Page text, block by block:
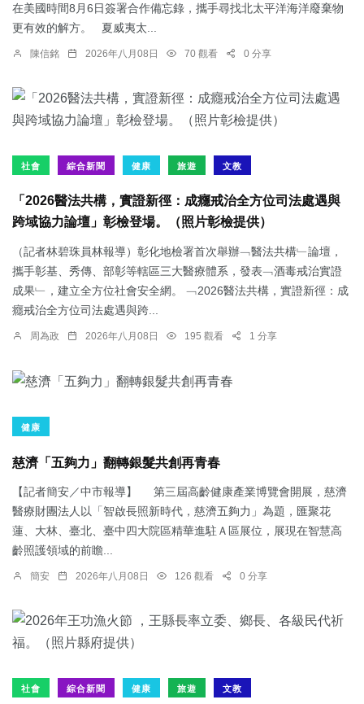
在美國時間8月6日簽署合作備忘錄，攜手尋找北太平洋海洋廢棄物
更有效的解方。 夏威夷太...
陳信銘 2026年八月08日 70 觀看 0 分享
社會 綜合新聞 健康 旅遊 文教
「2026醫法共構，實證新徑：成癮戒治全方位司法處遇與
跨域協力論壇」彰檢登場。（照片彰檢提供）
（記者林碧珠員林報導）彰化地檢署首次舉辦﹁醫法共構﹂論壇，
攜手彰基、秀傳、部彰等轄區三大醫療體系，發表﹁酒毒戒治實證
成果﹂，建立全方位社會安全網。 ﹁2026醫法共構，實證新徑：成
癮戒治全方位司法處遇與跨...
周為政 2026年八月08日 195 觀看 1 分享
健康
慈濟「五夠力」翻轉銀髮共創再青春
【記者簡安／中市報導】 第三屆高齡健康產業博覽會開展，慈濟
醫療財團法人以「智啟長照新時代，慈濟五夠力」為題，匯聚花
蓮、大林、臺北、臺中四大院區精華進駐Ａ區展位，展現在智慧高
齡照護領域的前瞻...
簡安 2026年八月08日 126 觀看 0 分享
社會 綜合新聞 健康 旅遊 文教